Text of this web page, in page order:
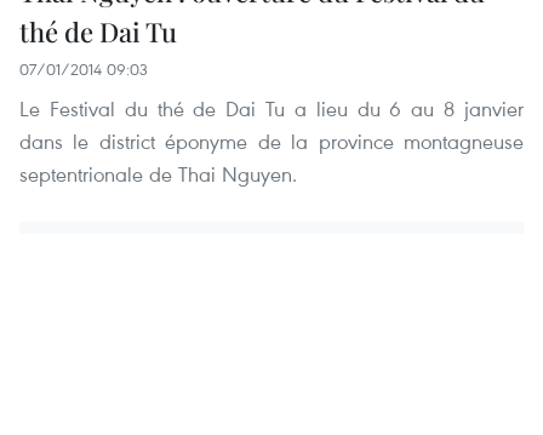
thé de Dai Tu
07/01/2014 09:03
Le Festival du thé de Dai Tu a lieu du 6 au 8 janvier
dans le district éponyme de la province montagneuse
septentrionale de Thai Nguyen.